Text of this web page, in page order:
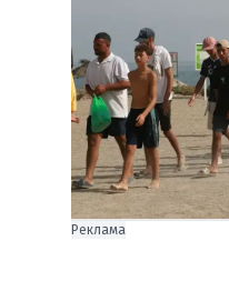
Реклама